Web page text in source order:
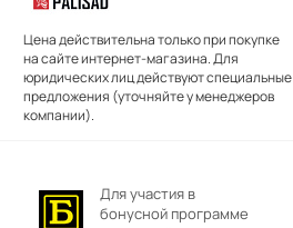
Цена действительна только при покупке
на сайте интернет-магазина. Для
юридических лиц действуют специальные
предложения (уточняйте у менеджеров
компании).
Для участия в
бонусной программе